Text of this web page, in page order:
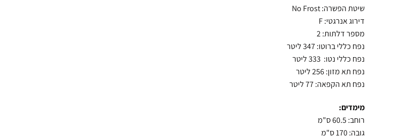
שיטת הפשרה: No Frost
דירוג אנרגטי: F
מספר דלתות: 2
נפח כללי ברוטו: 347 ליטר
נפח כללי נטו: 333 ליטר
נפח תא מזון: 256 ליטר
נפח תא הקפאה: 77 ליטר
מימדים:
רוחב: 60.5 ס"מ
גובה: 170 ס"מ